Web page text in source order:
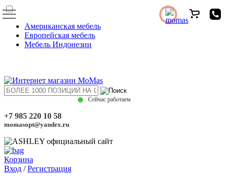
Американская мебель
Европейская мебель
Мебель Индонезии
Сейчас работаем
+7 985 220 10 58
momasopt@yandex.ru
Корзина
Вход /Регистрация